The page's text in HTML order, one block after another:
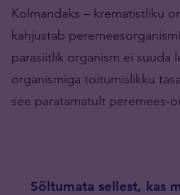
Kolmandaks – krematistliku
kahjustab
parasiitlik organism ei suuda
organismiga toitumislikku
see paratamatult peremees-
Sõltumata sellest, kas